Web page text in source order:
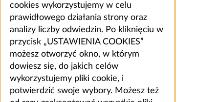
cookies wykorzystujemy w celu
prawidłowego działania strony oraz
analizy liczby odwiedzin. Po kliknięciu w
przycisk „USTAWIENIA COOKIES”
możesz otworzyć okno, w którym
dowiesz się, do jakich celów
wykorzystujemy pliki cookie, i
potwierdzić swoje wybory. Możesz też